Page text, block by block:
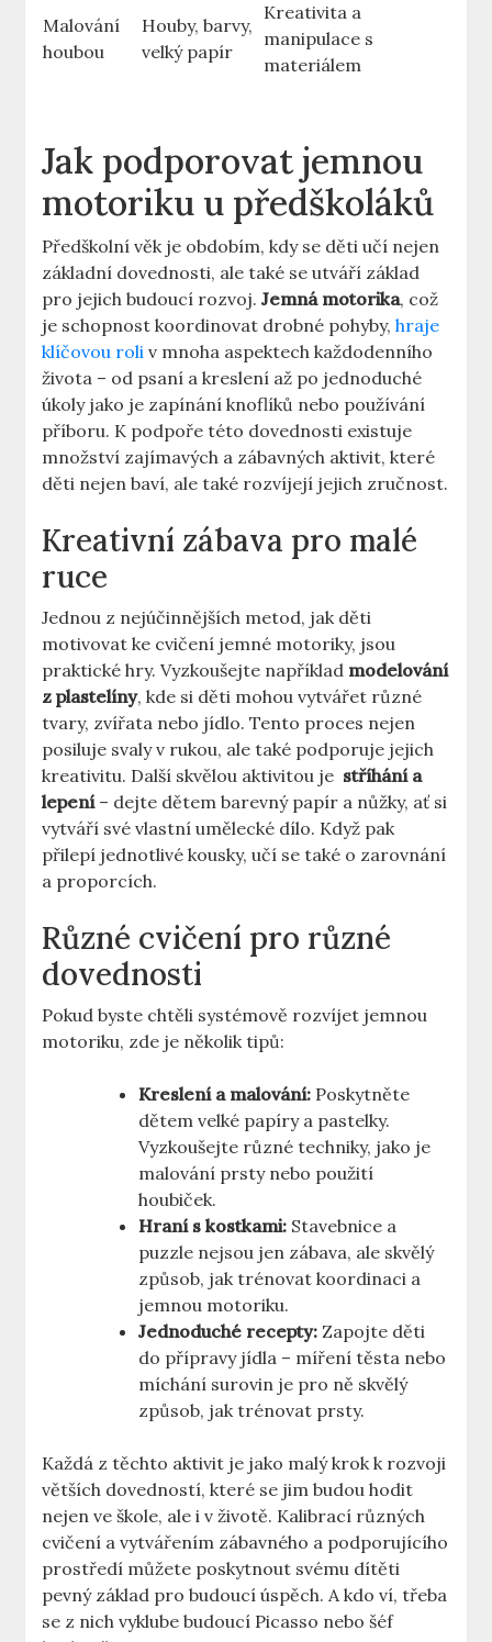
Malování
houbou
Houby, barvy,
velký papír
Kreativita a
manipulace s
materiálem
Jak podporovat jemnou
motoriku u ⁣předškoláků
Předškolní věk je ⁣obdobím,⁤ kdy se děti učí nejen ​
základní dovednosti, ale také se utváří základ
pro⁤ jejich ‍budoucí​ rozvoj.Jemná motorika, což
⁤je⁣ schopnost koordinovat drobné pohyby,hraje
klíčovou roli v⁣ mnoha ⁢aspektech každodenního
života –⁣ od psaní a kreslení ‍až po jednoduché
úkoly jako⁢ je ​zapínání knoflíků nebo⁣ používání
příboru. K podpoře této dovednosti existuje
množství zajímavých‌ a ⁢zábavných aktivit, které
děti nejen baví, ⁤ale také rozvíjejí jejich zručnost.
Kreativní zábava pro malé
ruce
Jednou z nejúčinnějších metod,⁢ jak děti
motivovat⁢ ke cvičení jemné motoriky, jsou
praktické hry. Vyzkoušejte například modelování
z plastelíny,⁢ kde si⁣ děti mohou vytvářet různé
tvary, zvířata⁣ nebo jídlo. Tento proces nejen
posiluje ⁤svaly v ​rukou, ale také podporuje⁢ jejich
kreativitu. Další skvělou aktivitou je ‍ stříhání a
lepení– ​dejte dětem barevný papír a nůžky, ⁢ať si⁣
vytváří⁣ své ‍vlastní umělecké dílo. Když pak
přilepí ⁣jednotlivé⁢ kousky, učí se také⁢ o zarovnání
a proporcích.
Různé cvičení pro různé
dovednosti
Pokud byste chtěli⁢ systémově rozvíjet ‍jemnou‌
motoriku, zde je několik tipů:
Kreslení a ‌malování: Poskytněte
dětem⁤ velké papíry ⁣a pastelky.⁢
Vyzkoušejte různé techniky, jako je
malování⁤ prsty nebo ​použití‍
houbiček.
Hraní s kostkami: Stavebnice a
puzzle nejsou jen zábava, ale skvělý⁤
způsob, jak trénovat koordinaci‌ a
jemnou motoriku.
Jednoduché recepty: Zapojte⁢ děti
do přípravy jídla⁤ – míření těsta nebo
míchání surovin je pro ně⁢ skvělý
způsob, jak trénovat prsty.
Každá z těchto aktivit je jako ⁣malý‌ krok k rozvoji
větších dovedností,​ které se ⁤jim ‌budou hodit
⁢nejen ve škole, ale i‌ v‌ životě.⁢ Kalibrací‌ různých
cvičení a ⁤vytvářením zábavného a podporujícího
prostředí můžete poskytnout svému ‌dítěti
pevný základ pro ‌budoucí úspěch. A kdo⁤ ví, třeba⁢
se z nich vyklube budoucí Picasso nebo šéf